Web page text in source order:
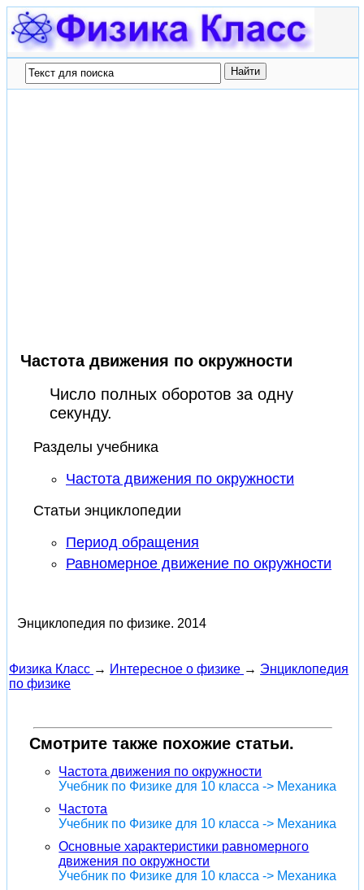
Частота движения по окружности
Число полных оборотов за одну
секунду.
Разделы учебника
Частота движения по окружности
Статьи энциклопедии
Период обращения
Равномерное движение по окружности
Энциклопедия по физике. 2014
Физика Класс → Интересное о физике → Энциклопедия
по физике
Смотрите также похожие статьи.
Частота движения по окружности
Учебник по Физике для 10 класса -> Механика
Частота
Учебник по Физике для 10 класса -> Механика
Основные характеристики равномерного
движения по окружности
Учебник по Физике для 10 класса -> Механика